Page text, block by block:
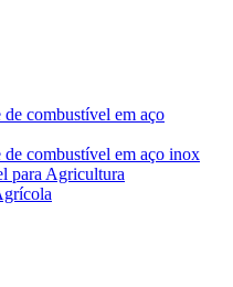
de combustível em aço
de combustível em aço inox
para Agricultura